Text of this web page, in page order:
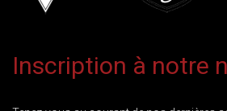
Inscription à notre